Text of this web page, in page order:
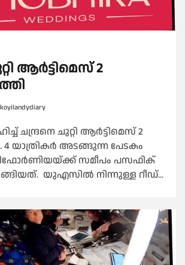
ആ‍‍ർട്ടിമെസ് 2
koyilandydiary
ചന്ദ്രനെ ചുറ്റി ആ‍‍ർട്ടിമെസ് 2
4 യാത്രികർ അടങ്ങുന്ന പേടകം
സമീപം പസഫിക്
യുഎസിൽ നിന്നുള്ള റീഡ്...